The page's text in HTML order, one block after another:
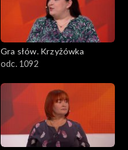
Gra słów. Krzyżówka
odc. 1092